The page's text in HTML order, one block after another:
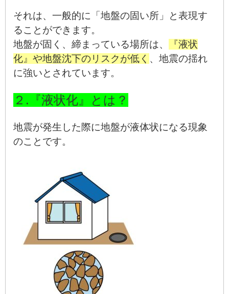
それは、一般的に「地盤の固い所」と表現す
ることができます。
地盤が固く、締まっている場所は、
『液状
化』や地盤沈下のリスクが低く 、地震の揺れ
に強いとされています。
２.『液状化』とは？
地震が発生した際に地盤が液体状になる現象
のことです。